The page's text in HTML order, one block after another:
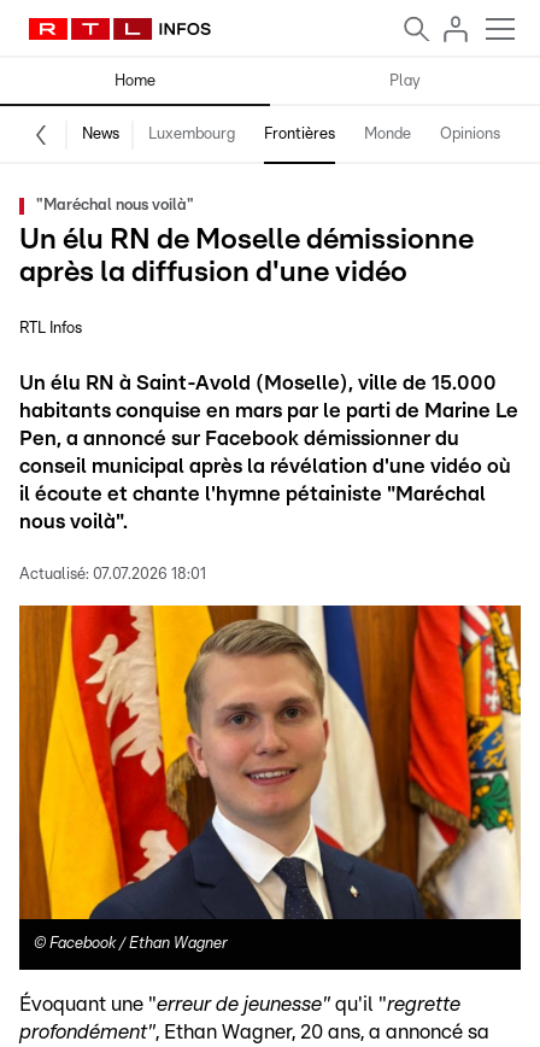
Home Play
News Luxembourg Frontières Monde Opinions
"Maréchal nous voilà"
Un élu RN de Moselle démissionne
après la diffusion d'une vidéo
RTL Infos
Un élu RN à Saint-Avold (Moselle), ville de 15.000
habitants conquise en mars par le parti de Marine Le
Pen, a annoncé sur Facebook démissionner du
conseil municipal après la révélation d'une vidéo où
il écoute et chante l'hymne pétainiste "Maréchal
nous voilà".
Actualisé: 07.07.2026 18:01
© Facebook / Ethan Wagner
Évoquant une "erreur de jeunesse" qu'il "regrette
profondément", Ethan Wagner, 20 ans, a annoncé sa